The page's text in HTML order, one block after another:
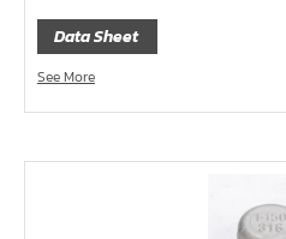
หน้าแปลนเหล็กคอสูง JEF
หน้าแปลนเหล็กคอสูง JEF
หน้าแปลนเหล็กคอสูง JEF
หน้าแปลนเหล็กบอด JEF 150P
หน้าแปลนเชื่อมเหล็กบอด JEF
Data Sheet
See More